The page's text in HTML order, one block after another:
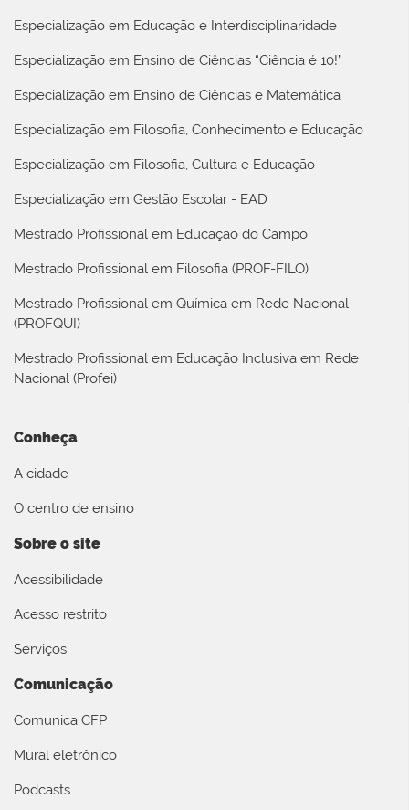
Especialização em Educação e Interdisciplinaridade
Especialização em Ensino de Ciências “Ciência é 10!”
Especialização em Ensino de Ciências e Matemática
Especialização em Filosofia, Conhecimento e Educação
Especialização em Filosofia, Cultura e Educação
Especialização em Gestão Escolar - EAD
Mestrado Profissional em Educação do Campo
Mestrado Profissional em Filosofia (PROF-FILO)
Mestrado Profissional em Química em Rede Nacional
(PROFQUI)
Mestrado Profissional em Educação Inclusiva em Rede
Nacional (Profei)
Conheça
A cidade
O centro de ensino
Sobre o site
Acessibilidade
Acesso restrito
Serviços
Comunicação
Comunica CFP
Mural eletrônico
Podcasts